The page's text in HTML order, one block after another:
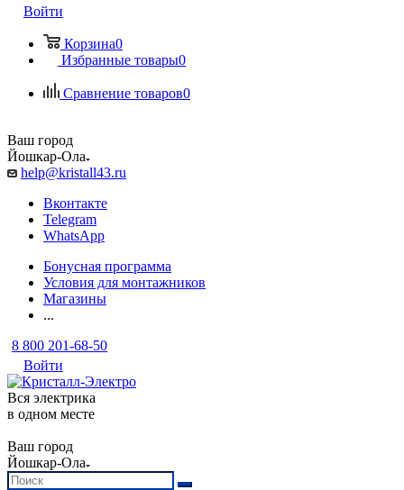
Войти
Корзина0
Избранные товары0
Сравнение товаров0
Ваш город
Йошкар-Ола
help@kristall43.ru
Вконтакте
Telegram
WhatsApp
Бонусная программа
Условия для монтажников
Магазины
...
8 800 201-68-50
Войти
Вся электрика
в одном месте
Ваш город
Йошкар-Ола